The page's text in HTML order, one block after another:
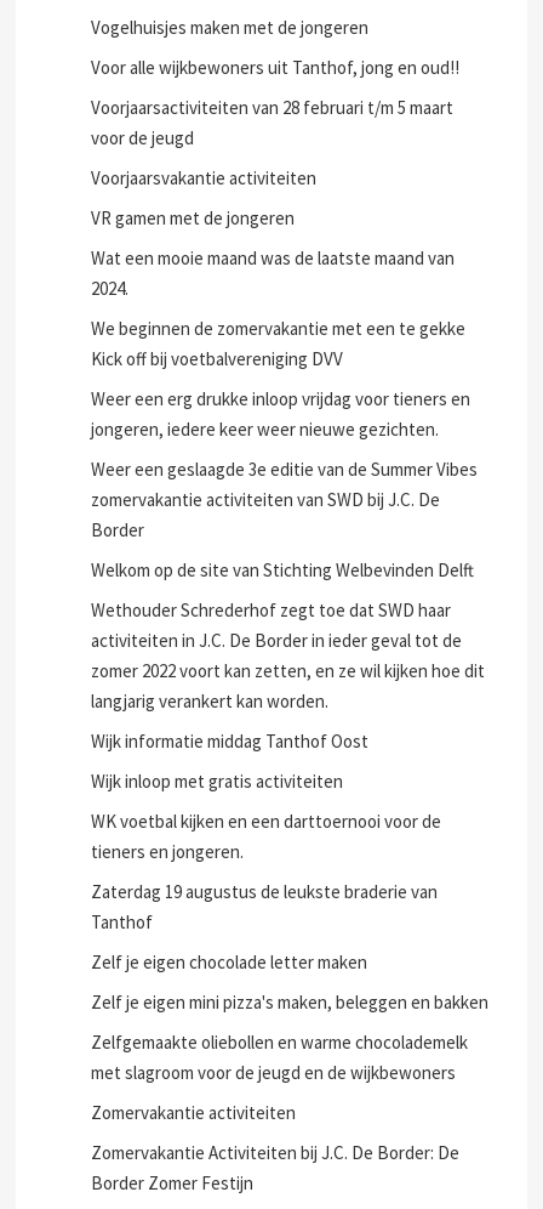
Vogelhuisjes maken met de jongeren
Voor alle wijkbewoners uit Tanthof, jong en oud!!
Voorjaarsactiviteiten van 28 februari t/m 5 maart
voor de jeugd
Voorjaarsvakantie activiteiten
VR gamen met de jongeren
Wat een mooie maand was de laatste maand van
2024.
We beginnen de zomervakantie met een te gekke
Kick off bij voetbalvereniging DVV
Weer een erg drukke inloop vrijdag voor tieners en
jongeren, iedere keer weer nieuwe gezichten.
Weer een geslaagde 3e editie van de Summer Vibes
zomervakantie activiteiten van SWD bij J.C. De
Border
Welkom op de site van Stichting Welbevinden Delft
Wethouder Schrederhof zegt toe dat SWD haar
activiteiten in J.C. De Border in ieder geval tot de
zomer 2022 voort kan zetten, en ze wil kijken hoe dit
langjarig verankert kan worden.
Wijk informatie middag Tanthof Oost
Wijk inloop met gratis activiteiten
WK voetbal kijken en een darttoernooi voor de
tieners en jongeren.
Zaterdag 19 augustus de leukste braderie van
Tanthof
Zelf je eigen chocolade letter maken
Zelf je eigen mini pizza's maken, beleggen en bakken
Zelfgemaakte oliebollen en warme chocolademelk
met slagroom voor de jeugd en de wijkbewoners
Zomervakantie activiteiten
Zomervakantie Activiteiten bij J.C. De Border: De
Border Zomer Festijn